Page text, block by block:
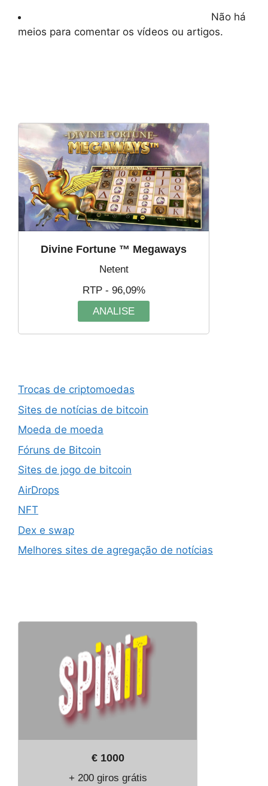
Não há
meios para comentar os vídeos ou artigos.
Divine Fortune ™ Megaways
Netent
RTP - 96,09%
ANALISE
Trocas de criptomoedas
Sites de notícias de bitcoin
Moeda de moeda
Fóruns de Bitcoin
Sites de jogo de bitcoin
AirDrops
NFT
Dex e swap
Melhores sites de agregação de notícias
€ 1000
+ 200 giros grátis